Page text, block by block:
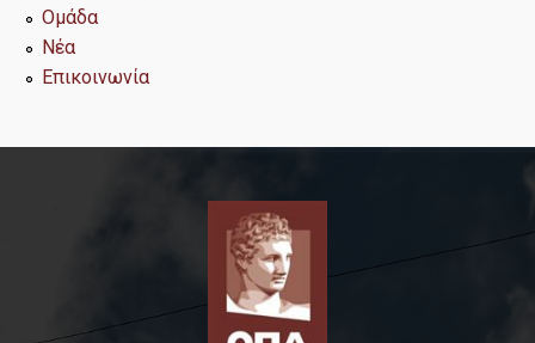
Επικοινωνία
Ομάδα
Νέα
Επικοινωνία